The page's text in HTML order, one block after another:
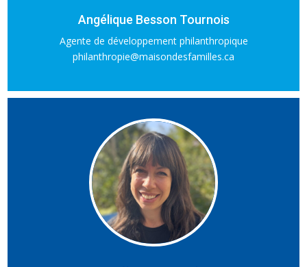
Angélique Besson Tournois
Agente de développement philanthropique
philanthropie@maisondesfamilles.ca